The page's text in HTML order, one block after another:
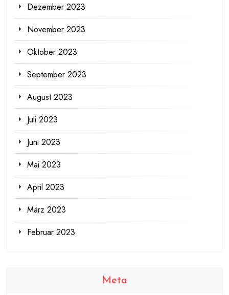
Dezember 2023
November 2023
Oktober 2023
September 2023
August 2023
Juli 2023
Juni 2023
Mai 2023
April 2023
März 2023
Februar 2023
Meta